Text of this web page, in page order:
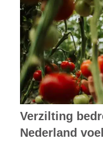
Verzilting
Nederland